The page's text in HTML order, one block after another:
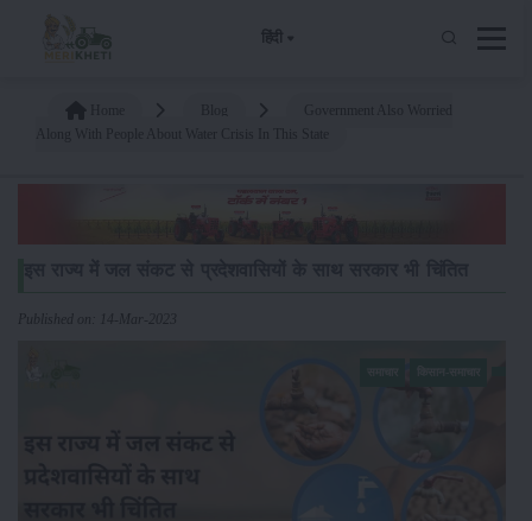
हिंदी
Published on: 14-Mar-2023